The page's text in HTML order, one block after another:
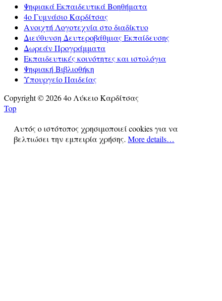
Ψηφιακά Εκπαιδευτικά Βοηθήματα
4ο Γυμνάσιο Καρδίτσας
Ανοιχτή Λογοτεχνία στο διαδίκτυο
Διεύθυνση Δευτεροβάθμιας Εκπαίδευσης
Δωρεάν Προγράμματα
Εκπαιδευτικές κοινότητες και ιστολόγια
Ψηφιακή Βιβλιοθήκη
Υπουργείο Παιδείας
Copyright © 2026 4ο Λύκειο Καρδίτσας
Top
Αυτός ο ιστότοπος χρησιμοποιεί cookies για να
βελτιώσει την εμπειρία χρήσης. More details…